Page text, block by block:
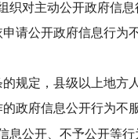
织对主动公开政府信
公开政府信息行为
定，县级以上地方
政府信息公开行为不
息公开、不予公开等